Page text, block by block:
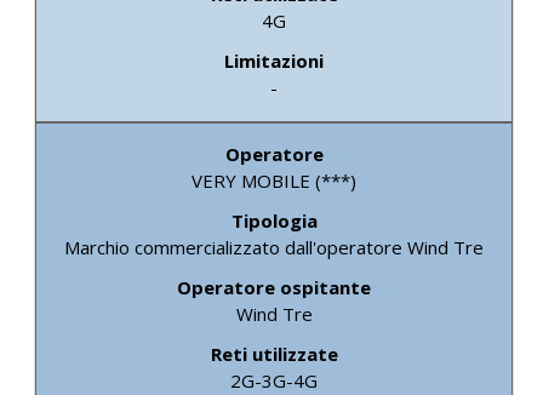
4G
-
VERY MOBILE (***)
Marchio commercializzato dall'operatore Wind Tre
Wind Tre
2G-3G-4G